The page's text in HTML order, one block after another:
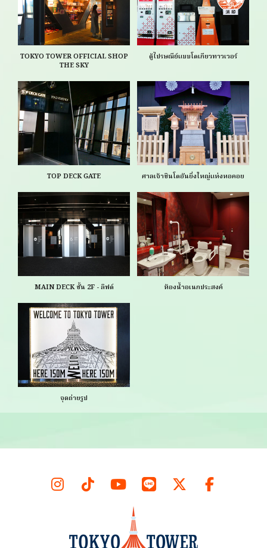
TOKYO TOWER OFFICIAL SHOP
THE SKY
ตู้ไปรษณีย์แบบโตเกียวทาวเวอร์
TOP DECK GATE ศาลเจ้าชินโตอันยิ่งใหญ่แห่งหอคอย
MAIN DECK ชั้น 2F - ลิฟต์ ห้องน้ำอเนกประสงค์
จุดถ่ายรูป